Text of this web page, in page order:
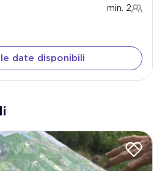
min. 2
date disponibili